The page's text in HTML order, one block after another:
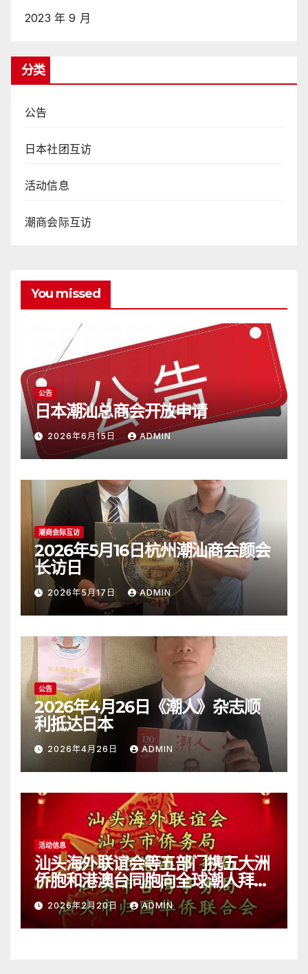
2023 年 9 月
分类
公告
日本社团互访
活动信息
潮商会际互访
You missed
公告
日本潮汕总商会开放申请
2026年6月15日 ADMIN
潮商会际互访
2026年5月16日杭州潮汕商会颜会
长访日
2026年5月17日 ADMIN
公告
2026年4月26日《潮人》杂志顺
利抵达日本
2026年4月26日 ADMIN
活动信息
汕头海外联谊会等五部门携五大洲
侨胞和港澳台同胞向全球潮人拜
年！
2026年2月20日 ADMIN